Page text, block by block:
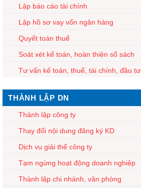
Lập báo cáo tài chính
Lập hồ sơ vay vốn ngân hàng
Quyết toán thuế
Soát xét kế toán, hoàn thiện sổ sách
Tư vấn kế toán, thuế, tài chính, đầu tư
THÀNH LẬP DN
Thành lập công ty
Thay đổi nội dung đăng ký KD
Dịch vụ giải thể công ty
Tạm ngừng hoạt động doanh nghiệp
Thành lập chi nhánh, văn phòng